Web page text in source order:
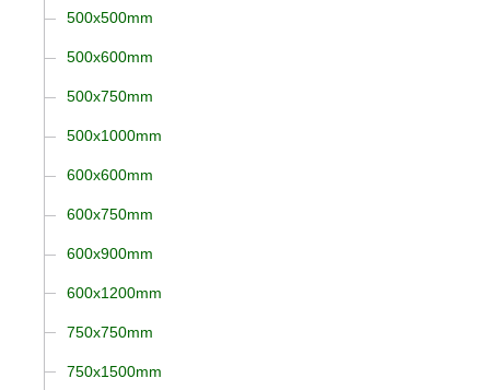
500x500mm
500x600mm
500x750mm
500x1000mm
600x600mm
600x750mm
600x900mm
600x1200mm
750x750mm
750x1500mm